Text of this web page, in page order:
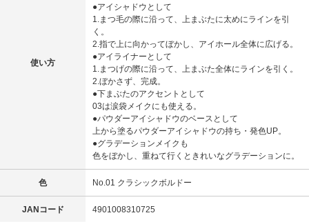
使い方
●アイシャドウとして
1.まつ毛の際に沿って、上まぶたに太めにラインを引
く。
2.指で上に向かってぼかし、アイホール全体に広げる。
●アイライナーとして
1.まつげの際に沿って、上まぶた全体にラインを引く。
2.ぼかさず、完成。
●下まぶたのアクセントとして
03は涙袋メイクにも使える。
●パウダーアイシャドウのベースとして
上から塗るパウダーアイシャドウの持ち・発色UP。
●グラデーションメイクも
色をぼかし、重ねて行くときれいなグラデーションに。
色 No.01 クラシックボルドー
JANコード 4901008310725